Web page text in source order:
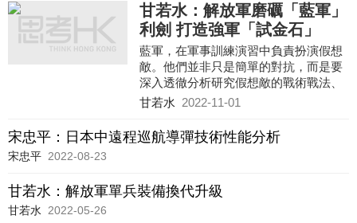
甘若水：解放軍磨礪「藍軍」
利劍 打造強軍「試金石」
藍軍，在軍事訓練演習中負責扮演假想
敵。他們並非只是簡單的對抗，而是要
深入透徹分析研究假想敵的戰術戰法、
武器裝備，對未來戰場上可能的對抗角
因此，藍軍被譽為軍隊戰鬥力的「試金
石」「磨刀石」。
甘若水 2022-11-01
宋忠平：日本中遠程巡航導彈技術性能分析
宋忠平 2022-08-23
甘若水：解放軍單兵裝備換代升級
甘若水 2022-05-26